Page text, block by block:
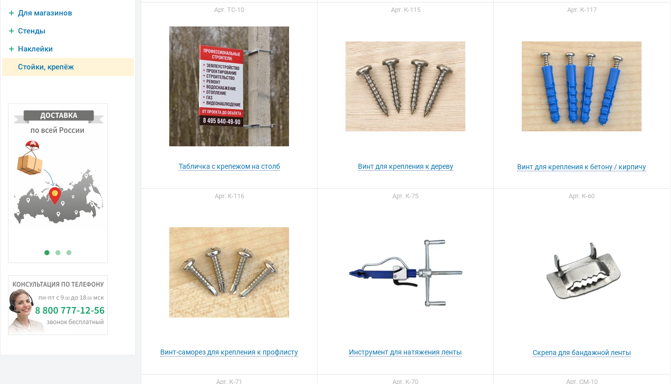
Для магазинов
Стенды
Наклейки
Стойки, крепёж
Вы можете приобрести
нашу продукцию через
Вы можете приобрести
нашу продукцию через
Арт. ТС-10
Табличка с крепежом на столб
Арт. К-115
Винт для крепления к дереву
Арт. К-117
Винт для крепления к бетону / кирпичу
Арт. К-116
Винт-саморез для крепления к профлисту
Арт. К-75
Инструмент для натяжения ленты
Арт. К-60
Скрепа для бандажной ленты
Арт. К-71 Арт. К-70 Арт. СМ-10